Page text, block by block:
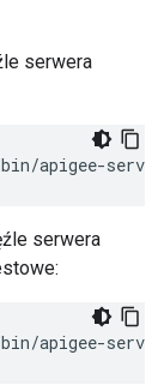
serwera
apigee-
serwera
apigee-